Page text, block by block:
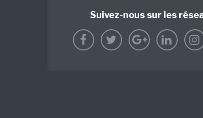
Suivez-nous sur les